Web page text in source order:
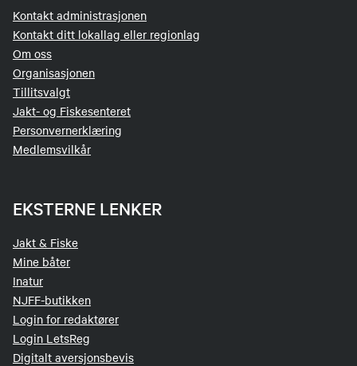
Kontakt administrasjonen
Kontakt ditt lokallag eller regionlag
Om oss
Organisasjonen
Tillitsvalgt
Jakt- og Fiskesenteret
Personvernerklæring
Medlemsvilkår
EKSTERNE LENKER
Jakt & Fiske
Mine båter
Inatur
NJFF-butikken
Login for redaktører
Login LetsReg
Digitalt aversjonsbevis